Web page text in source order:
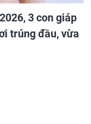
3 con giáp
trúng đầu, vừa